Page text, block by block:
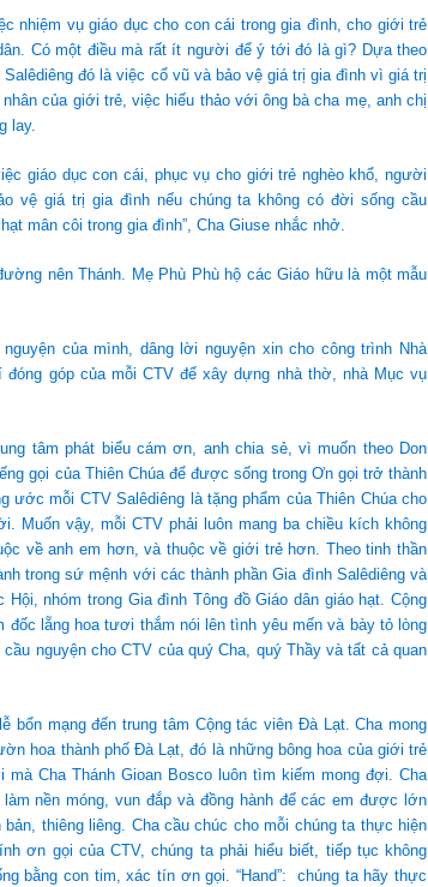
nhiệm vụ giáo dục cho con cái trong gia đình, cho giới trẻ
Có một điều mà rất ít người để ý tới đó là gì? Dựa theo
đó là việc cổ vũ và bảo vệ giá trị gia đình vì giá trị
của giới trẻ, việc hiếu thảo với ông bà cha mẹ, anh chị
lay.
giáo dục con cái, phục vụ cho giới trẻ nghèo khổ, người
vệ giá trị gia đình nếu chúng ta không có đời sống cầu
mân côi trong gia đình”, Cha Giuse nhắc nhở.
nên Thánh. Mẹ Phù Phù hộ các Giáo hữu là một mẫu
của mình, dâng lời nguyện xin cho công trình Nhà
góp của mỗi CTV để xây dựng nhà thờ, nhà Mục vụ
tâm phát biểu cám ơn, anh chia sẻ, vì muốn theo Don
gọi của Thiên Chúa để được sống trong Ơn gọi trở thành
ước mỗi CTV Salêdiêng là tặng phẩm của Thiên Chúa cho
Muốn vậy, mỗi CTV phải luôn mang ba chiều kích không
về anh em hơn, và thuộc về giới trẻ hơn. Theo tinh thần
trong sứ mệnh với các thành phần Gia đình Salêdiêng và
nhóm trong Gia đình Tông đồ Giáo dân giáo hạt. Cộng
đốc lẵng hoa tươi thắm nói lên tình yêu mến và bày tỏ lòng
nguyện cho CTV của quý Cha, quý Thầy và tất cả quan
bổn mạng đến trung tâm Cộng tác viên Đà Lạt. Cha mong
hoa thành phố Đà Lạt, đó là những bông hoa của giới trẻ
Cha Thánh Gioan Bosco luôn tìm kiếm mong đợi. Cha
nền móng, vun đắp và đồng hành để các em được lớn
thiêng liêng. Cha cầu chúc cho mỗi chúng ta thực hiện
ơn gọi của CTV, chúng ta phải hiểu biết, tiếp tục không
bằng con tim, xác tín ơn gọi. “Hand”: chúng ta hãy thực